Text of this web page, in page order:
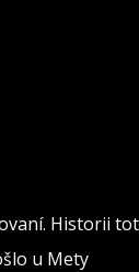
Historii
u Mety